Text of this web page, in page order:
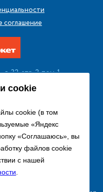
cookie
cookie (в том
«Яндекс
«Соглашаюсь», вы
файлов cookie
с нашей
.
соглашение
32, стр. 2, пом. 1
08 13
и продвижение сайта